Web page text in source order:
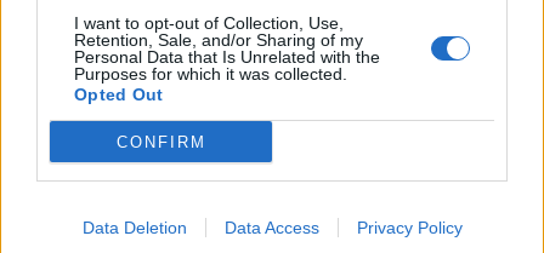
I want to opt-out of Collection, Use,
Retention, Sale, and/or Sharing of my
Personal Data that Is Unrelated with the
Purposes for which it was collected.
Opted Out
CONFIRM
Data Deletion Data Access Privacy Policy